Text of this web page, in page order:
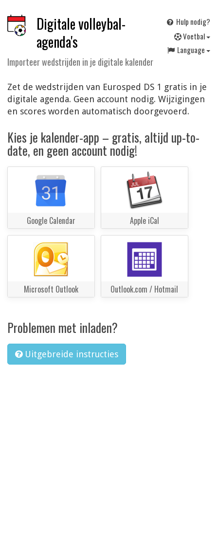
Digitale volleybal-
agenda's
Importeer wedstrijden in je digitale kalender
Hulp nodig?
Voetbal
Language
Zet de wedstrijden van Eurosped DS 1 gratis in je
digitale agenda. Geen account nodig. Wijzigingen
en scores worden automatisch doorgevoerd.
Kies je kalender-app – gratis, altijd up-to-
date, en geen account nodig!
Google Calendar Apple iCal
Microsoft Outlook Outlook.com / Hotmail
Problemen met inladen?
Uitgebreide instructies